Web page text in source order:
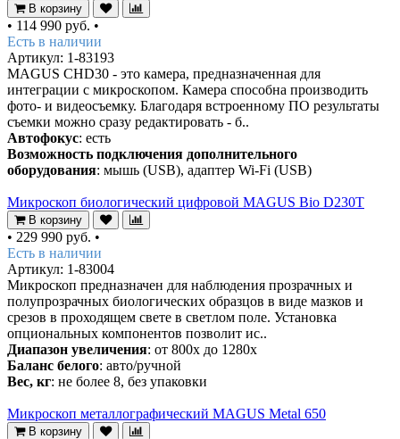
В корзину
• 114 990 руб. •
Есть в наличии
Артикул: 1-83193
MAGUS CHD30 - это камера, предназначенная для
интеграции с микроскопом. Камера способна производить
фото- и видеосъемку. Благодаря встроенному ПО результаты
съемки можно сразу редактировать - б..
Автофокус: есть
Возможность подключения дополнительного
оборудования: мышь (USB), адаптер Wi-Fi (USB)
Микроскоп биологический цифровой MAGUS Bio D230T
В корзину
• 229 990 руб. •
Есть в наличии
Артикул: 1-83004
Микроскоп предназначен для наблюдения прозрачных и
полупрозрачных биологических образцов в виде мазков и
срезов в проходящем свете в светлом поле. Установка
опциональных компонентов позволит ис..
Диапазон увеличения: от 800х до 1280х
Баланс белого: авто/ручной
Вес, кг: не более 8, без упаковки
Микроскоп металлографический MAGUS Metal 650
В корзину